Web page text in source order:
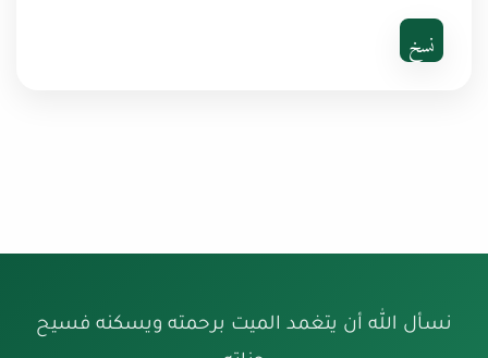
نسخ
نسأل الله أن يتغمد الميت برحمته ويسكنه فسيح